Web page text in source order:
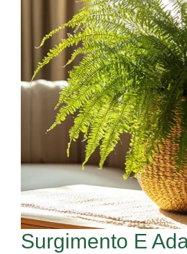
Surgimento E